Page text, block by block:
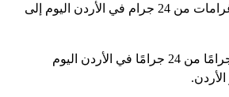
• سعر الذهب هو 10 غرامات من 24 جرام في الأردن اليوم إلى
• سعر الذهب هو 20 جرامًا من 24 جرامًا في الأردن اليوم